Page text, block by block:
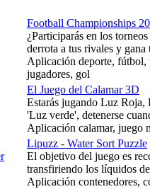
Football Championships
¿Participarás en los
derrota a tus rivales y gana
Aplicación deporte, fútbol,
jugadores, gol
El Juego del Calamar 3D
Estarás jugando Luz Roja,
'Luz verde', detenerse
Aplicación calamar, juego
Lipuzz - Water Sort Puzzle
El objetivo del juego es
transfiriendo los líquidos
Aplicación contenedores,